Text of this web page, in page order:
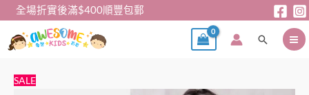
全場折實後滿$400順豐包郵
搜
SALE
新